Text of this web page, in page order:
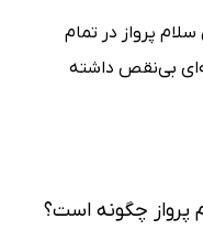
سلام پرواز در تمام
بی‌نقص داشته
پرواز چگونه است؟